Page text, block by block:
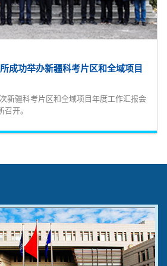
成功举办新疆科考片区和全域项目
新疆科考片区和全域项目年度工作汇报会
开。